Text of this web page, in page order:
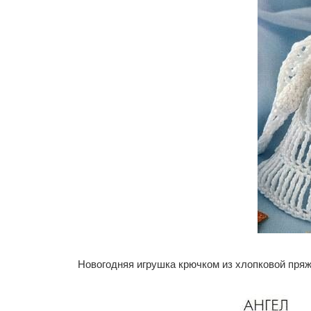
Новогодняя игрушка крючком из хлопковой